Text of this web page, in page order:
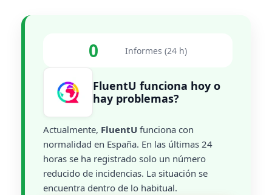
0 Informes (24 h)
FluentU funciona hoy o
hay problemas?
Actualmente, FluentU funciona con
normalidad en España. En las últimas 24
horas se ha registrado solo un número
reducido de incidencias. La situación se
encuentra dentro de lo habitual.